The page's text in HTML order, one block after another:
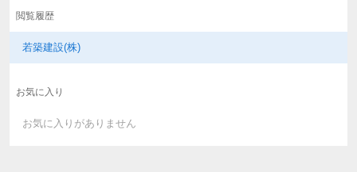
閲覧履歴
若築建設(株)
お気に入り
お気に入りがありません